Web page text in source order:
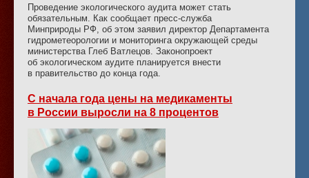
Проведение экологического аудита может стать
обязательным. Как сообщает пресс-служба
Минприроды РФ, об этом заявил директор Департамента
гидрометеорологии и мониторинга окружающей среды
министерства Глеб Ватлецов. Законопроект
об экологическом аудите планируется внести
в правительство до конца года.
С начала года цены на медикаменты
в России выросли на 8 процентов